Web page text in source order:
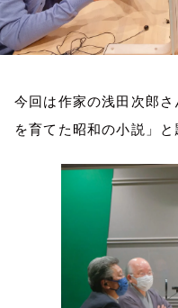
今回は作家の浅田次郎
を育てた昭和の小説」と